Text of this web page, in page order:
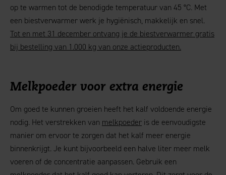
op te warmen tot de benodigde temperatuur van 45 °C. Met
een biestverwarmer werk je hygiënisch, makkelijk en snel.
Tot en met 31 december ontvang je de biestverwarmer gratis
bij bestelling van 1.000 kg van onze actieproducten.
Melkpoeder voor extra energie
Om goed te kunnen groeien heeft het kalf voldoende energie
nodig. Het verstrekken van melkpoeder is de eenvoudigste
manier om ervoor te zorgen dat het kalf meer energie
binnenkrijgt. Je kunt bijvoorbeeld een halve liter meer melk
voeren of de concentratie aanpassen. Gebruik een